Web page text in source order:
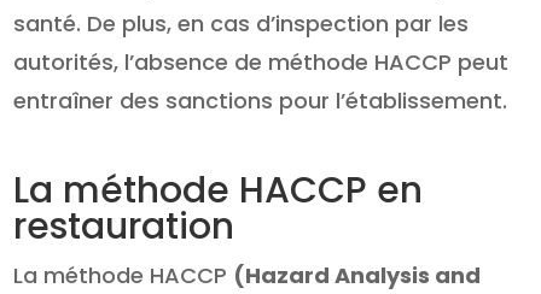
santé. De plus, en cas d’inspection par les
autorités, l’absence de méthode HACCP peut
entraîner des sanctions pour l’établissement.
La méthode HACCP en
restauration
La méthode HACCP (Hazard Analysis and